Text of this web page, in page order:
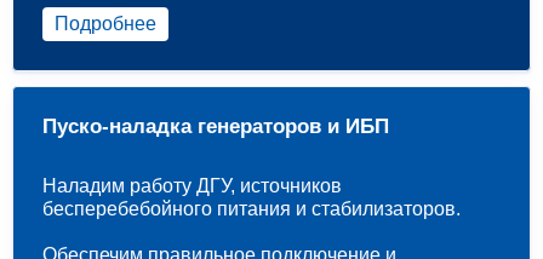
Подробнее
Пуско-наладка генераторов и ИБП
Наладим работу ДГУ, источников
бесперебебойного питания и стабилизаторов.